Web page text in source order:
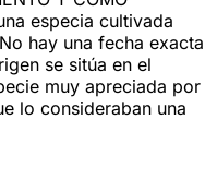
especia cultivada
hay una fecha exacta
se sitúa en el
muy apreciada por
lo consideraban una